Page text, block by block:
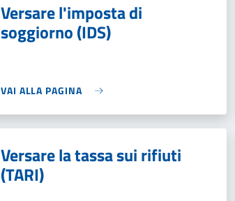
Versare l'imposta di
soggiorno (IDS)
VAI ALLA PAGINA
Versare la tassa sui rifiuti
(TARI)